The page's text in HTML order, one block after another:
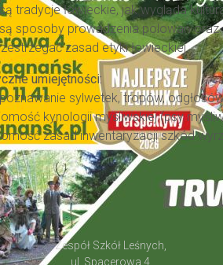
tradycje łowieckie, jak wygląda
sposoby prowadzenia polowań oraz
zasad etyki łowieckiej.
umiejętności:
sylwetek, tropów,
kynologii myśliwskiej (psy
zasad inwentaryzacji szkód
Zespół Szkół Leśnych,
ul. Spacerowa 4,